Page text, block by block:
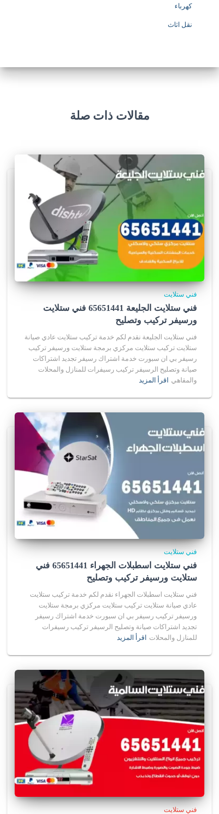
كهرباء
نقل اثاث
مقالات ذات صلة
فني ستلايت
فني ستلايت الجليعة 65651441 فني ستلايت
ورسيفر تركيب وتصليح
فني ستلايت الجليعة نقدم لكم خدمة تركيب ستلايت عادي صيانة
ستلايت تركيب ستلايت مركزي برمجة ستلايت ورسيفر تركيب
رسيفر بي ان سبورت خدمة اشتراك رسيفر تجديد اشتراكات
صيانة وتصليح الرسيفر تركيب رسيفرات للمنازل والمحلات
والمقاهي اقرأ المزيد
فني ستلايت
فني ستلايت اسطبلات الجهراء 65651441 فني
ستلايت ورسيفر تركيب وتصليح
فني ستلايت اسطبلات الجهراء نقدم لكم خدمة تركيب ستلايت
عادي صيانة ستلايت تركيب ستلايت مركزي برمجة ستلايت
ورسيفر تركيب رسيفر بي ان سبورت خدمة اشتراك رسيفر
تجديد اشتراكات صيانة وتصليح الرسيفر تركيب رسيفرات
للمنازل والمحلات اقرأ المزيد
فني ستلايت